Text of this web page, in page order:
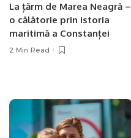
La țărm de Marea Neagră –
o călătorie prin istoria
maritimă a Constanței
2 Min Read